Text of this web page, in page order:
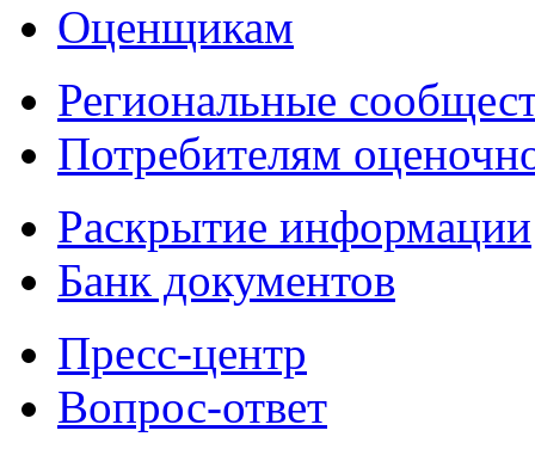
Оценщикам
Региональные
Потребителям
Раскрытие информации
Банк документов
Пресс-центр
Вопрос-ответ